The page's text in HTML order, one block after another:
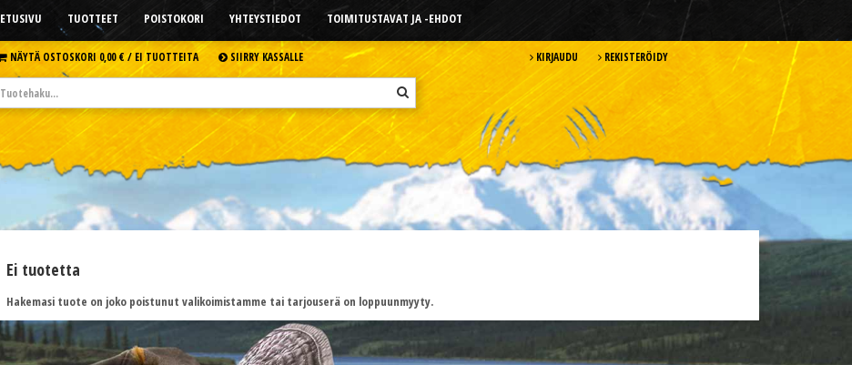
ETUSIVU TUOTTEET POISTOKORI YHTEYSTIEDOT TOIMITUSTAVAT JA -EHDOT
NÄYTÄ OSTOSKORI 0,00 € /EI TUOTTEITA SIIRRY KASSALLE KIRJAUDU REKISTERÖIDY
Ei tuotetta
Hakemasi tuote on joko poistunut valikoimistamme tai tarjouserä on loppuunmyyty.